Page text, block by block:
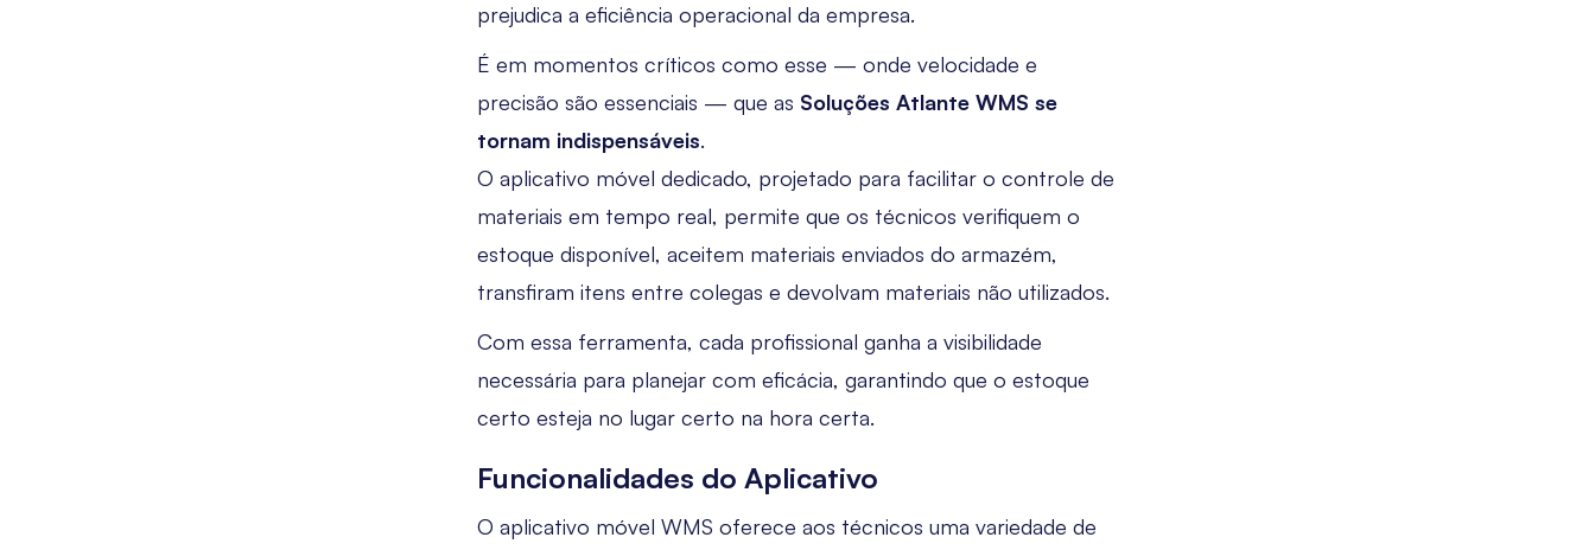
prejudica a eficiência operacional da empresa.
É em momentos críticos como esse — onde velocidade e
precisão são essenciais — que as Soluções Atlante WMS se
tornam indispensáveis.
O aplicativo móvel dedicado, projetado para facilitar o controle de
materiais em tempo real, permite que os técnicos verifiquem o
estoque disponível, aceitem materiais enviados do armazém,
transfiram itens entre colegas e devolvam materiais não utilizados.
Com essa ferramenta, cada profissional ganha a visibilidade
necessária para planejar com eficácia, garantindo que o estoque
certo esteja no lugar certo na hora certa.
Funcionalidades do Aplicativo
O aplicativo móvel WMS oferece aos técnicos uma variedade de